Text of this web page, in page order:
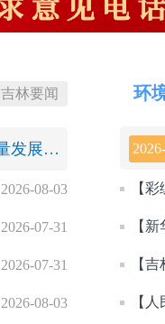
吉林要闻
习近平经济思想指引中国经济高质量发展行稳致远
2026-08-03
2026-07-31
2026-07-31
2026-08-03
环
【
【